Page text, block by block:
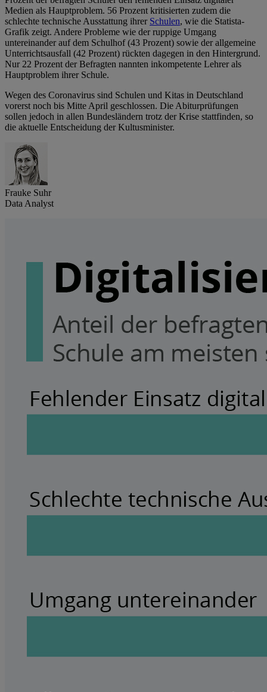
Medien als Hauptproblem. 56 Prozent kritisierten zudem die
schlechte technische Ausstattung ihrer Schulen, wie die Statista-
Grafik zeigt. Andere Probleme wie der ruppige Umgang
untereinander auf dem Schulhof (43 Prozent) sowie der allgemeine
Unterrichtsausfall (42 Prozent) rückten dagegen in den Hintergrund.
Nur 22 Prozent der Befragten nannten inkompetente Lehrer als
Hauptproblem ihrer Schule.
Wegen des Coronavirus sind Schulen und Kitas in Deutschland
vorerst noch bis Mitte April geschlossen. Die Abiturprüfungen
sollen jedoch in allen Bundesländern trotz der Krise stattfinden, so
die aktuelle Entscheidung der Kultusminister.
Frauke Suhr
Data Analyst